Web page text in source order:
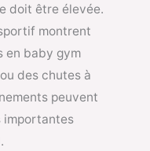
doit être élevée.
montrent
en baby gym
des chutes à
peuvent
importantes